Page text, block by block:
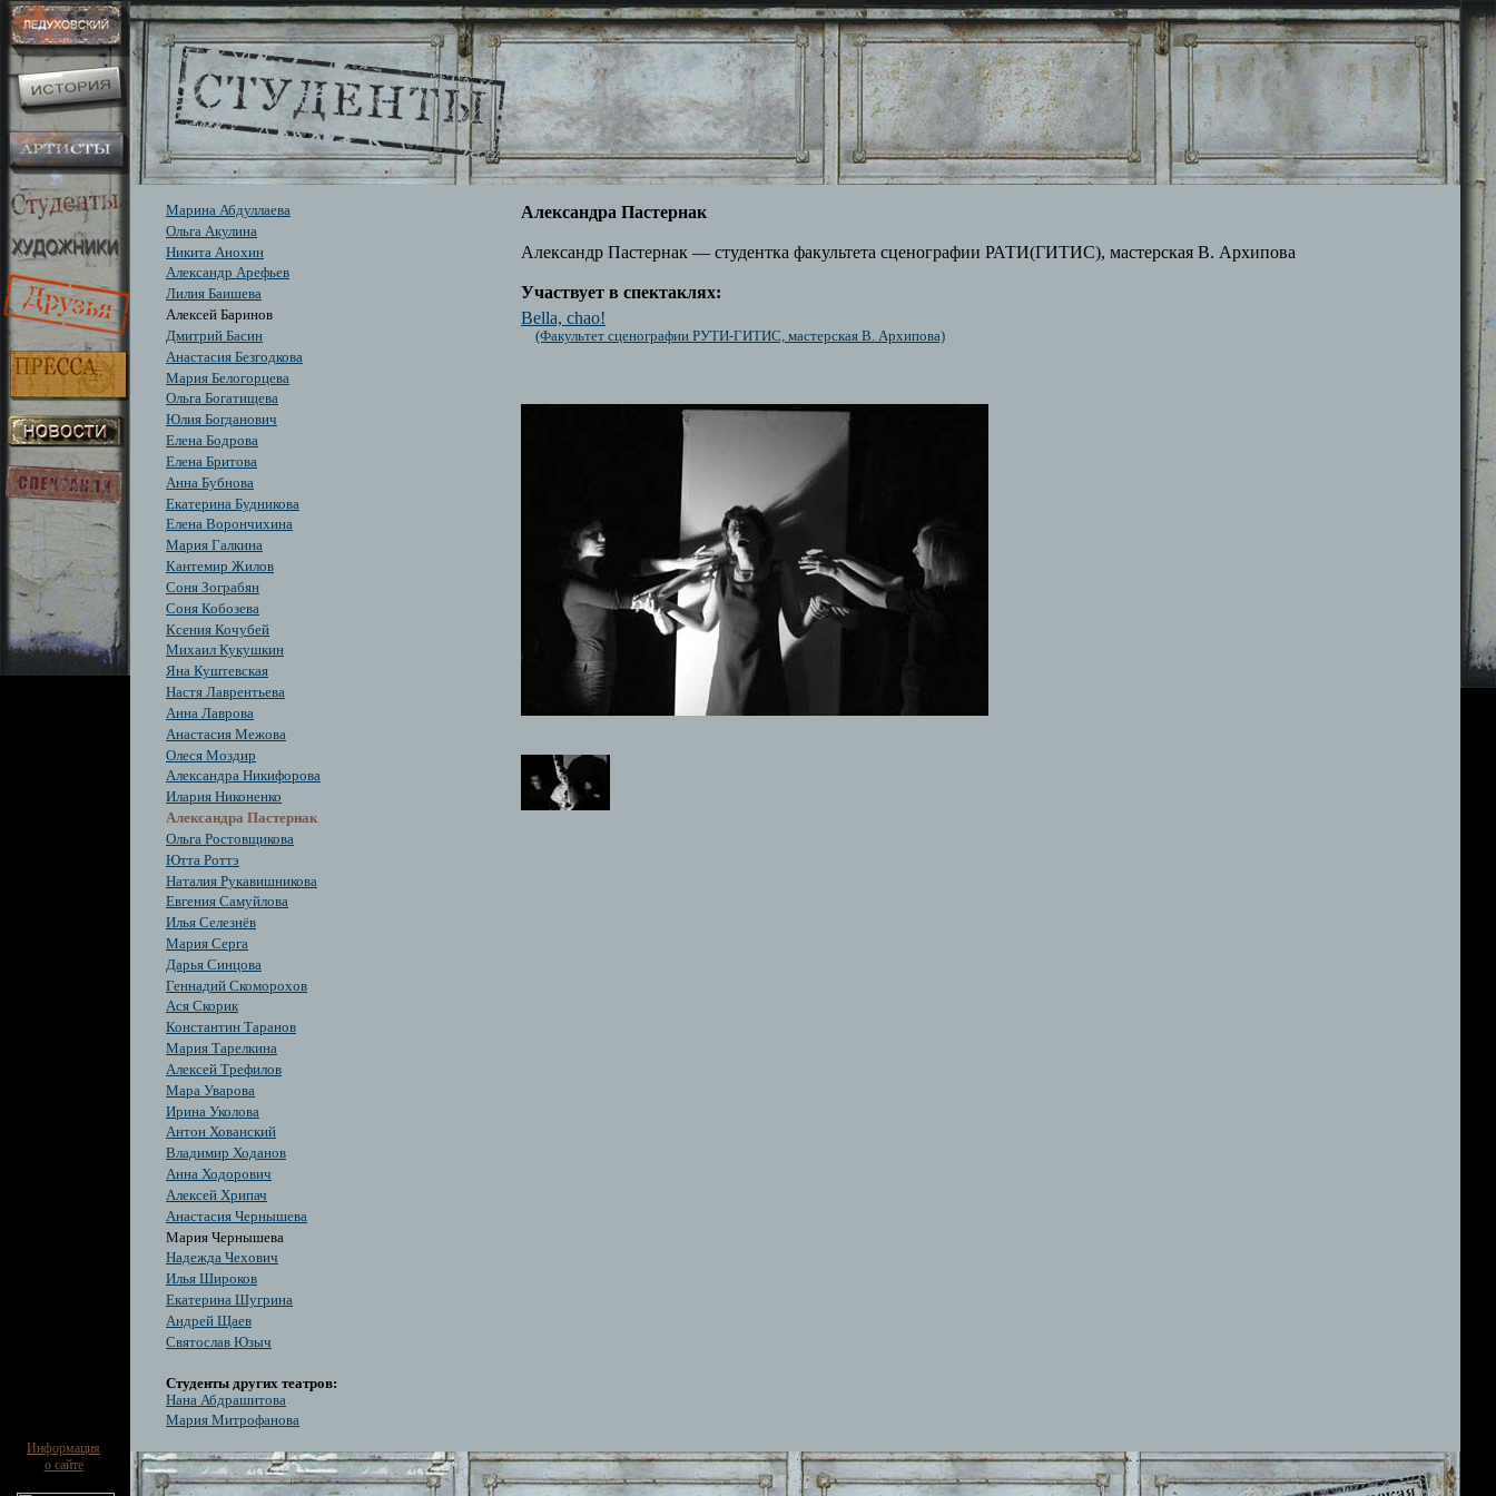
Марина Абдуллаева
Ольга Акулина
Никита Анохин
Александр Арефьев
Лилия Баишева
Алексей Баринов
Дмитрий Басин
Анастасия Безгодкова
Мария Белогорцева
Ольга Богатищева
Юлия Богданович
Елена Бодрова
Елена Бритова
Анна Бубнова
Екатерина Будникова
Елена Ворончихина
Мария Галкина
Кантемир Жилов
Соня Зограбян
Cоня Кобозева
Ксения Кочубей
Михаил Кукушкин
Яна Куштевская
Настя Лаврентьева
Анна Лаврова
Анастасия Межова
Олеся Моздир
Александра Никифорова
Илария Никоненко
Александра Пастернак
Ольга Ростовщикова
Ютта Роттэ
Наталия Рукавишникова
Евгения Самуйлова
Илья Селезнёв
Мария Серга
Дарья Синцова
Геннадий Скоморохов
Ася Скорик
Константин Таранов
Мария Тарелкина
Алексей Трефилов
Мара Уварова
Ирина Уколова
Антон Хованский
Владимир Ходанов
Анна Ходорович
Алексей Хрипач
Анастасия Чернышева
Мария Чернышева
Надежда Чехович
Илья Широков
Екатерина Шугрина
Андрей Щаев
Святослав Юзыч
Студенты других театров:
Нана Абдрашитова
Мария Митрофанова
Александра Пастернак
Александр Пастернак — студентка факультета сценографии РАТИ(ГИТИС), мастерская В. Архипова
Участвует в спектаклях:
Bella, chao!
(Факультет сценографии РУТИ-ГИТИС, мастерская В. Архипова)
Информация
о сайте